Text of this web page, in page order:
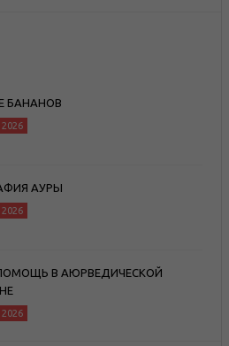
БАНАНОВ
АУРЫ
В АЮРВЕДИЧЕСКОЙ